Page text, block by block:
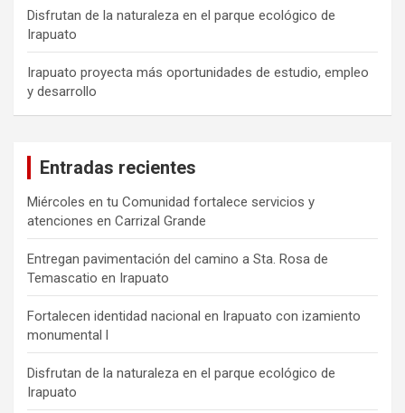
Disfrutan de la naturaleza en el parque ecológico de
Irapuato
Irapuato proyecta más oportunidades de estudio, empleo
y desarrollo
Entradas recientes
Miércoles en tu Comunidad fortalece servicios y
atenciones en Carrizal Grande
Entregan pavimentación del camino a Sta. Rosa de
Temascatio en Irapuato
Fortalecen identidad nacional en Irapuato con izamiento
monumental l
Disfrutan de la naturaleza en el parque ecológico de
Irapuato